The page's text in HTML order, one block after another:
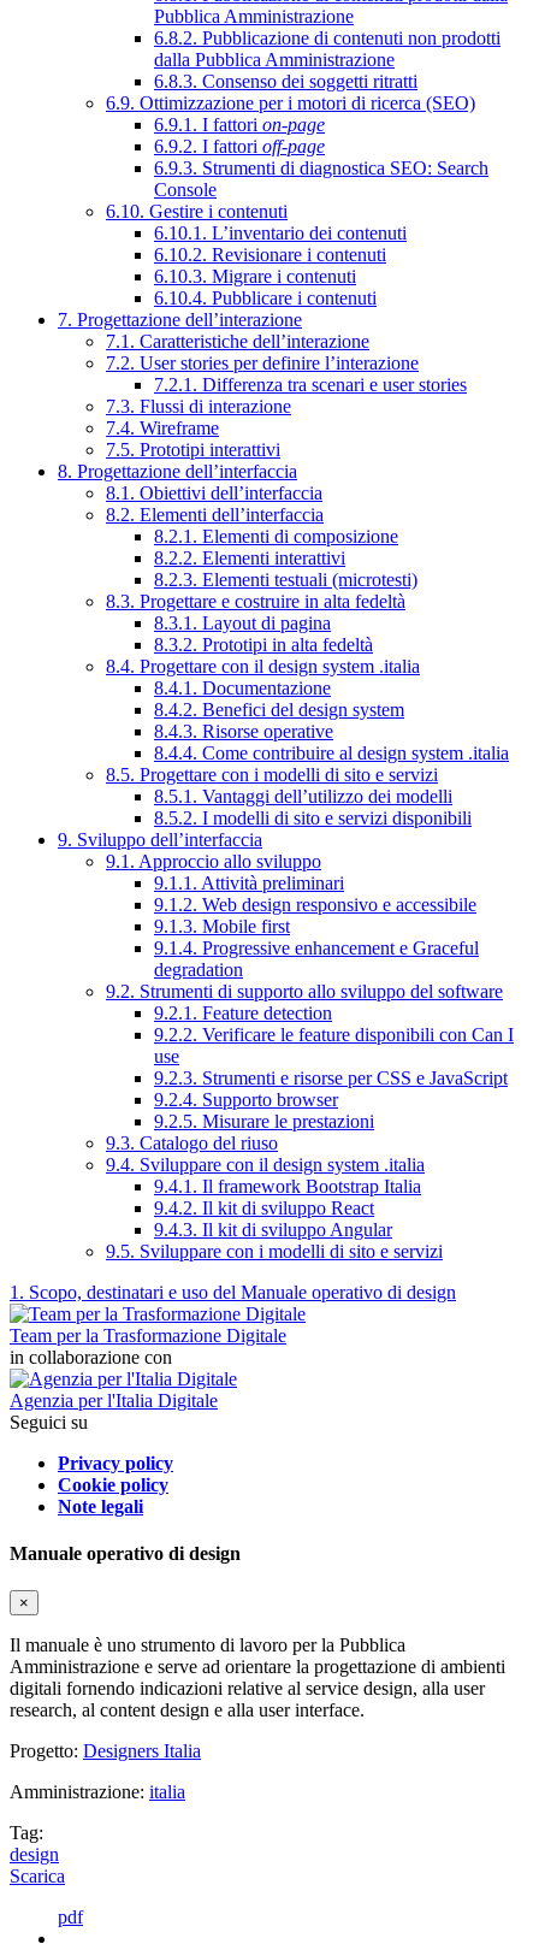
Pubblica Amministrazione
6.8.2. Pubblicazione di contenuti non prodotti
dalla Pubblica Amministrazione
6.8.3. Consenso dei soggetti ritratti
6.9. Ottimizzazione per i motori di ricerca (SEO)
6.9.1. I fattori on-page
6.9.2. I fattori off-page
6.9.3. Strumenti di diagnostica SEO: Search
Console
6.10. Gestire i contenuti
6.10.1. L’inventario dei contenuti
6.10.2. Revisionare i contenuti
6.10.3. Migrare i contenuti
6.10.4. Pubblicare i contenuti
7. Progettazione dell’interazione
7.1. Caratteristiche dell’interazione
7.2. User stories per definire l’interazione
7.2.1. Differenza tra scenari e user stories
7.3. Flussi di interazione
7.4. Wireframe
7.5. Prototipi interattivi
8. Progettazione dell’interfaccia
8.1. Obiettivi dell’interfaccia
8.2. Elementi dell’interfaccia
8.2.1. Elementi di composizione
8.2.2. Elementi interattivi
8.2.3. Elementi testuali (microtesti)
8.3. Progettare e costruire in alta fedeltà
8.3.1. Layout di pagina
8.3.2. Prototipi in alta fedeltà
8.4. Progettare con il design system .italia
8.4.1. Documentazione
8.4.2. Benefici del design system
8.4.3. Risorse operative
8.4.4. Come contribuire al design system .italia
8.5. Progettare con i modelli di sito e servizi
8.5.1. Vantaggi dell’utilizzo dei modelli
8.5.2. I modelli di sito e servizi disponibili
9. Sviluppo dell’interfaccia
9.1. Approccio allo sviluppo
9.1.1. Attività preliminari
9.1.2. Web design responsivo e accessibile
9.1.3. Mobile first
9.1.4. Progressive enhancement e Graceful
degradation
9.2. Strumenti di supporto allo sviluppo del software
9.2.1. Feature detection
9.2.2. Verificare le feature disponibili con Can I
use
9.2.3. Strumenti e risorse per CSS e JavaScript
9.2.4. Supporto browser
9.2.5. Misurare le prestazioni
9.3. Catalogo del riuso
9.4. Sviluppare con il design system .italia
9.4.1. Il framework Bootstrap Italia
9.4.2. Il kit di sviluppo React
9.4.3. Il kit di sviluppo Angular
9.5. Sviluppare con i modelli di sito e servizi
1. Scopo, destinatari e uso del Manuale operativo di design
Team per la Trasformazione Digitale
in collaborazione con
Agenzia per l'Italia Digitale
Seguici su
Privacy policy
Cookie policy
Note legali
Manuale operativo di design
×
Il manuale è uno strumento di lavoro per la Pubblica
Amministrazione e serve ad orientare la progettazione di ambienti
digitali fornendo indicazioni relative al service design, alla user
research, al content design e alla user interface.
Progetto: Designers Italia
Amministrazione: italia
Tag:
design
Scarica
pdf